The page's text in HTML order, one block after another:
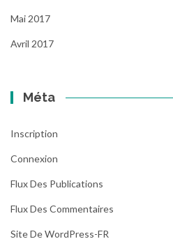
Mai 2017
Avril 2017
Méta
Inscription
Connexion
Flux Des Publications
Flux Des Commentaires
Site De WordPress-FR